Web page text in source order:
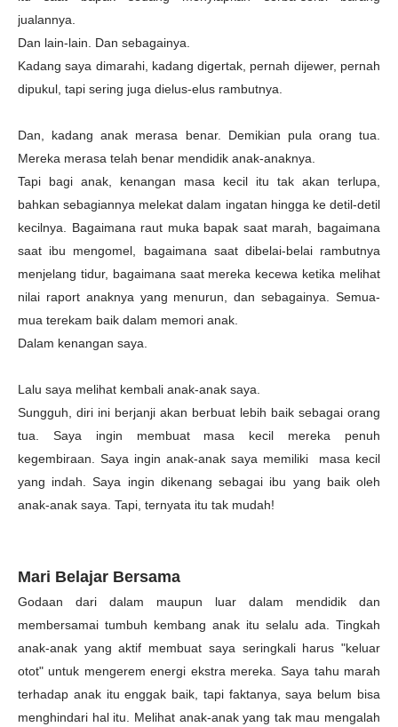
jualannya.
Dan lain-lain. Dan sebagainya.
Kadang saya dimarahi, kadang digertak, pernah dijewer, pernah
dipukul, tapi sering juga dielus-elus rambutnya.
Dan, kadang anak merasa benar. Demikian pula orang tua.
Mereka merasa telah benar mendidik anak-anaknya.
Tapi bagi anak, kenangan masa kecil itu tak akan terlupa,
bahkan sebagiannya melekat dalam ingatan hingga ke detil-detil
kecilnya. Bagaimana raut muka bapak saat marah, bagaimana
saat ibu mengomel, bagaimana saat dibelai-belai rambutnya
menjelang tidur, bagaimana saat mereka kecewa ketika melihat
nilai raport anaknya yang menurun, dan sebagainya. Semua-
mua terekam baik dalam memori anak.
Dalam kenangan saya.
Lalu saya melihat kembali anak-anak saya.
Sungguh, diri ini berjanji akan berbuat lebih baik sebagai orang
tua. Saya ingin membuat masa kecil mereka penuh
kegembiraan. Saya ingin anak-anak saya memiliki masa kecil
yang indah. Saya ingin dikenang sebagai ibu yang baik oleh
anak-anak saya. Tapi, ternyata itu tak mudah!
Mari Belajar Bersama
Godaan dari dalam maupun luar dalam mendidik dan
membersamai tumbuh kembang anak itu selalu ada. Tingkah
anak-anak yang aktif membuat saya seringkali harus "keluar
otot" untuk mengerem energi ekstra mereka. Saya tahu marah
terhadap anak itu enggak baik, tapi faktanya, saya belum bisa
menghindari hal itu. Melihat anak-anak yang tak mau mengalah